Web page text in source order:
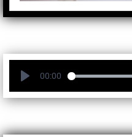
PAPUȘĂ
00:00